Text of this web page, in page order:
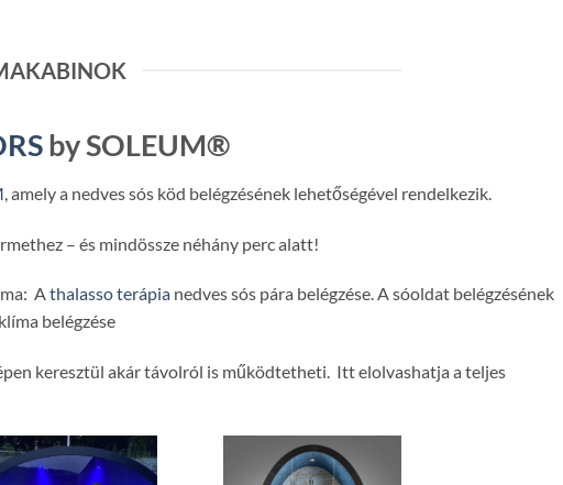
by SOLEUM®
, amely a nedves sós köd belégzésének lehetőségével rendelkezik.
– és mindössze néhány perc alatt!
Athalasso terápia nedves sós pára belégzése. A sóoldat belégzésének
belégzése
keresztül akár távolról is működtetheti. Itt elolvashatja a teljes